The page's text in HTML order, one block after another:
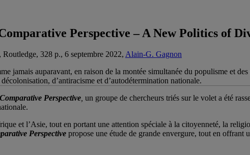
Perspective – A New Politics of
328 p., 6 septembre 2022, Alain-G. Gagnon
jamais auparavant, en raison de la montée simultanée du populisme et
d’antiracisme et d’autodétermination nationale.
Perspective, un groupe de chercheurs triés sur le volet a été
et l’Asie, tout en portant une attention spéciale à la citoyenneté, la
Perspective propose une étude de grande envergure, tout en offrant